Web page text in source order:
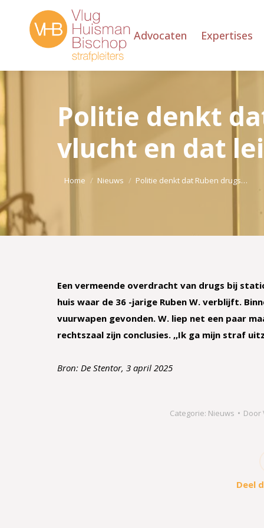
Advocaten Expertises
Politie denkt
vlucht en dat
Home Nieuws Politie denkt dat Ruben drugs…
Een vermeende overdracht van drugs bij
huis waar de 36 -jarige Ruben W. verblijft.
vuurwapen gevonden. W. liep net een paar
rechtszaal zijn conclusies. ,,Ik ga mijn straf
Bron: De Stentor, 3 april 2025
Categorie: Nieuws Door
Deel